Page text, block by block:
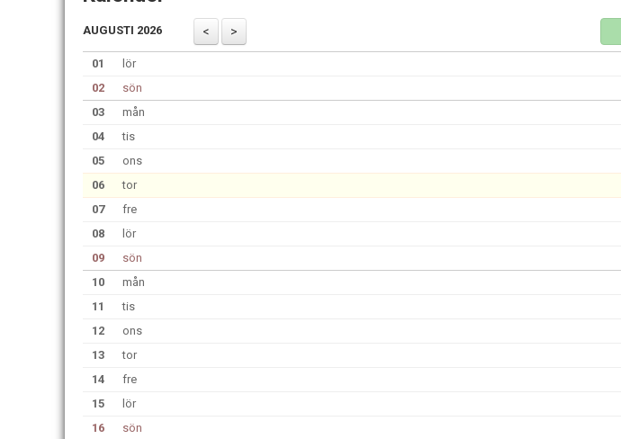
AUGUSTI 2026
01
lör
02
sön
03
mån
04
tis
05
ons
06
tor
07
fre
08
lör
09
sön
10
mån
11
tis
12
ons
13
tor
14
fre
15
lör
16
sön